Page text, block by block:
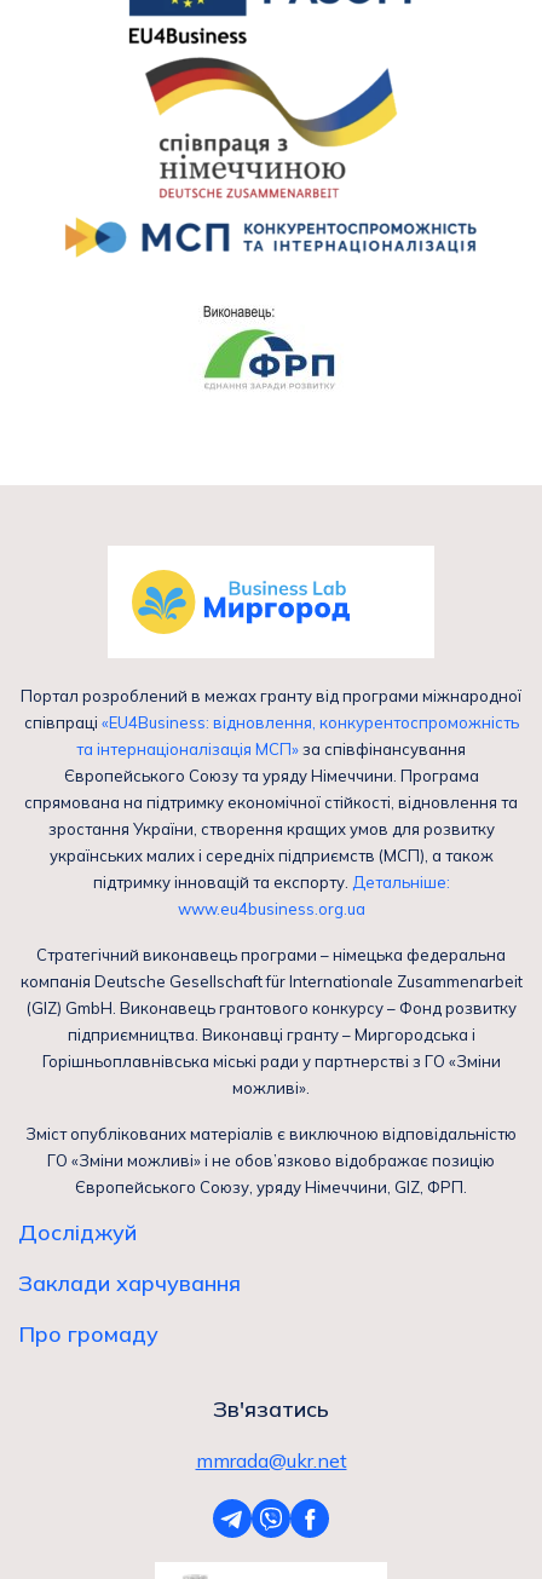
Портал розроблений в межах гранту від програми міжнародної
співпраці «EU4Business: відновлення, конкурентоспроможність
та інтернаціоналізація МСП»за співфінансування
Європейського Союзу та уряду Німеччини. Програма
спрямована на підтримку економічної стійкості, відновлення та
зростання України, створення кращих умов для розвитку
українських малих і середніх підприємств (МСП), а також
підтримку інновацій та експорту. Детальніше:
www.eu4business.org.ua
Стратегічний виконавець програми – німецька федеральна
компанія Deutsche Gesellschaft für Internationale Zusammenarbeit
(GIZ) GmbH. Виконавець грантового конкурсу – Фонд розвитку
підприємництва. Виконавці гранту – Миргородська і
Горішньоплавнівська міські ради у партнерстві з ГО «Зміни
можливі».
Зміст опублікованих матеріалів є виключною відповідальністю
ГО «Зміни можливі» і не обов’язково відображає позицію
Європейського Союзу, уряду Німеччини, GIZ, ФРП.
Досліджуй
Заклади харчування
Про громаду
Зв'язатись
mmrada@ukr.net